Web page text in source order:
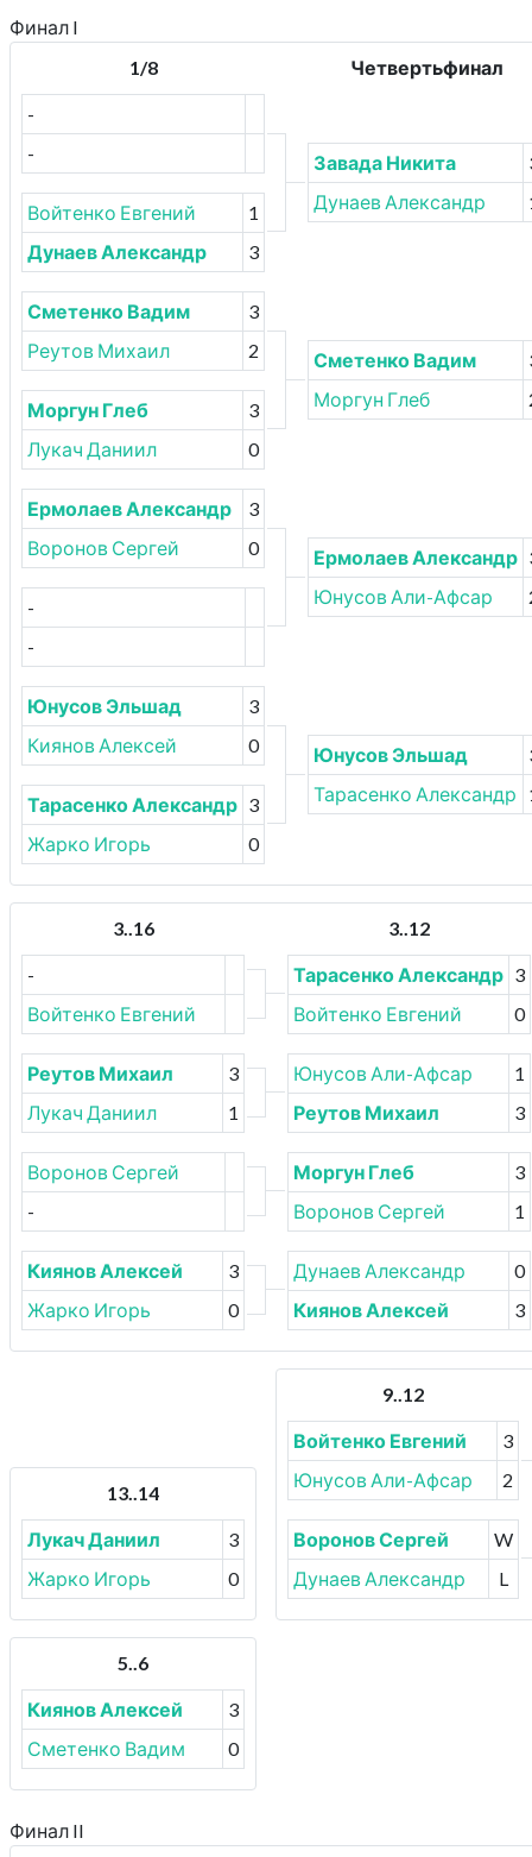
Финал I
1/8
Четвертьфинал
-
-
Войтенко Евгений
1
Дунаев Александр
3
Сметенко Вадим
3
Реутов Михаил
2
Моргун Глеб
3
Лукач Даниил
0
Ермолаев Александр
3
Воронов Сергей
0
-
-
Юнусов Эльшад
3
Киянов Алексей
0
Тарасенко Александр 3
Жарко Игорь
0
Завада Никита
Дунаев Александр
Сметенко Вадим
Моргун Глеб
Ермолаев Александр
Юнусов Али-Афсар
Юнусов Эльшад
Тарасенко Александр
3..16 3..12
-
Войтенко Евгений
Реутов Михаил
3
Лукач Даниил
1
Воронов Сергей
-
Киянов Алексей
3
Жарко Игорь
0
Тарасенко Александр 3
Войтенко Евгений
0
Юнусов Али-Афсар
1
Реутов Михаил
3
Моргун Глеб
3
Воронов Сергей
1
Дунаев Александр
0
Киянов Алексей
3
13..14
Лукач Даниил
3
Жарко Игорь
0
9..12
Войтенко Евгений
3
Юнусов Али-Афсар
2
Воронов Сергей
W
Дунаев Александр
L
5..6
Киянов Алексей
3
Сметенко Вадим
0
Финал II